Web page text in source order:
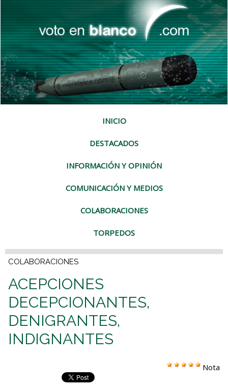
INICIO
DESTACADOS
INFORMACIÓN Y OPINIÓN
COMUNICACIÓN Y MEDIOS
COLABORACIONES
TORPEDOS
COLABORACIONES
ACEPCIONES
DECEPCIONANTES,
DENIGRANTES,
INDIGNANTES
Nota